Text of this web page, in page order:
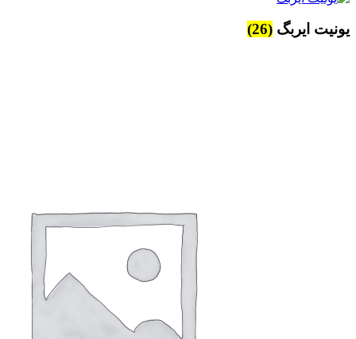
یونیت ایربگ (26)